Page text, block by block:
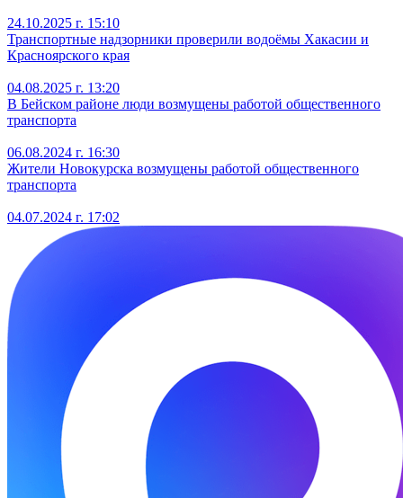
24.10.2025 г. 15:10
Транспортные надзорники проверили водоёмы Хакасии и
Красноярского края
04.08.2025 г. 13:20
В Бейском районе люди возмущены работой общественного
транспорта
06.08.2024 г. 16:30
Жители Новокурска возмущены работой общественного
транспорта
04.07.2024 г. 17:02